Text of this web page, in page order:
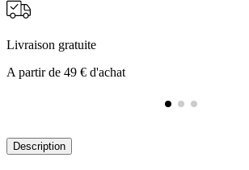
Livraison gratuite
A partir de 49 € d'achat
Description